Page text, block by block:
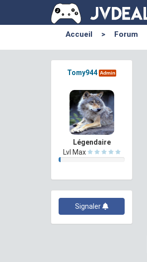
Accueil > Forum
Tomy944 Admin
Légendaire
Lvl Max
Signaler